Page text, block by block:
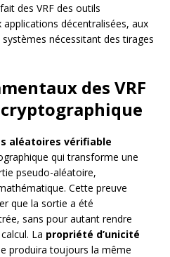
des VRF des outils
décentralisées, aux
nécessitant des tirages
des VRF
aléatoires vérifiable
qui transforme une
pseudo-aléatoire,
Cette preuve
que la sortie a été
sans pour autant rendre
La propriété d’unicité
produira toujours la même